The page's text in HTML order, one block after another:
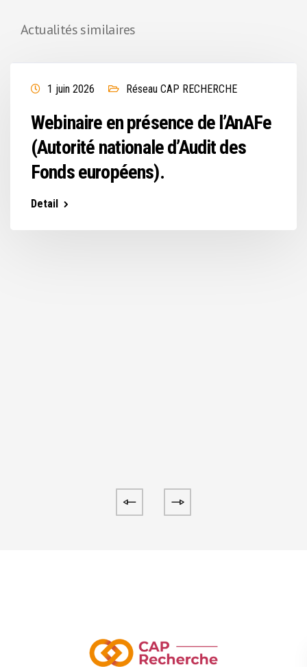
Actualités similaires
1 juin 2026 Réseau CAP RECHERCHE
Webinaire en présence de l’AnAFe
(Autorité nationale d’Audit des
Fonds européens).
Detail